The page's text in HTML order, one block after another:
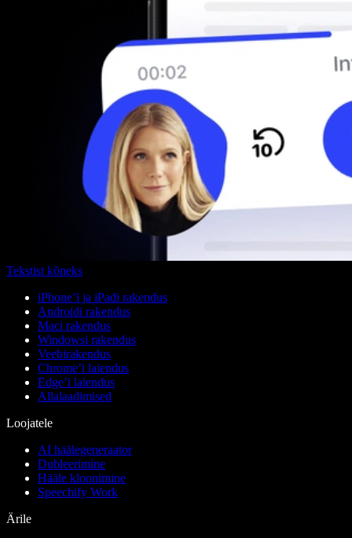
Tekstist kõneks
iPhone’i ja iPadi rakendus
Androidi rakendus
Maci rakendus
Windowsi rakendus
Veebirakendus
Chrome’i laiendus
Edge’i laiendus
Allalaadimised
Loojatele
AI häälegeneraator
Dubleerimine
Hääle kloonimine
Speechify Work
Ärile